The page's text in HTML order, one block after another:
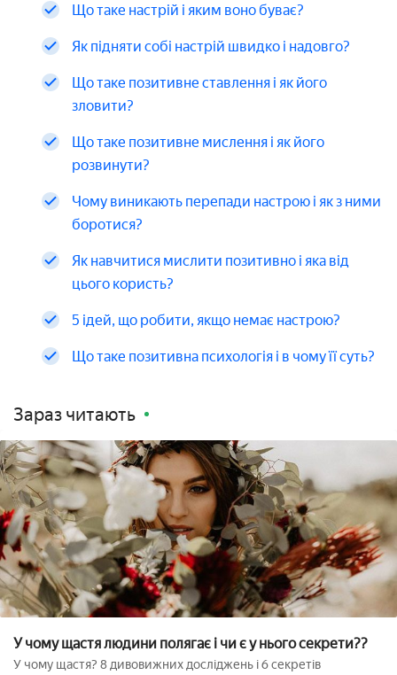
Що таке настрій і яким воно буває?
Як підняти собі настрій швидко і надовго?
Що таке позитивне ставлення і як його
зловити?
Що таке позитивне мислення і як його
розвинути?
Чому виникають перепади настрою і як з ними
боротися?
Як навчитися мислити позитивно і яка від
цього користь?
5 ідей, що робити, якщо немає настрою?
Що таке позитивна психологія і в чому її суть?
Зараз читають
У чому щастя людини полягає і чи є у нього секрети??
У чому щастя? 8 дивовижних досліджень і 6 секретів